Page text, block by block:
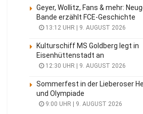
Geyer, Wollitz, Fans & mehr:
Bande erzählt FCE-Geschichte
13:12 UHR | 9. AUGUST 2026
Kulturschiff MS Goldberg legt in
Eisenhüttenstadt an
12:30 UHR | 9. AUGUST 2026
Sommerfest in der Lieberoser
und Olympiade
9:00 UHR | 9. AUGUST 2026